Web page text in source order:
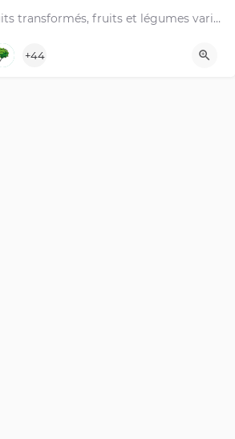
Miel et produits transformés, fruits et légumes variés, oeufs - Angoulins
+44